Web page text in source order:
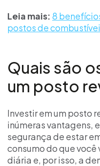
Leia mais: 8
postos de
Quais são
um posto
Investir em um posto
inúmeras vantagens,
segurança de estar
consumo do que
diária e, por isso, a